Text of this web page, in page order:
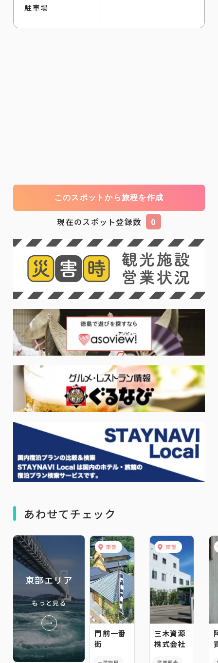
駐車場
このスポットから旅程を作成
現在のスポット登録数 0
あわせてチェック
東部エリア
もっと見る
東部
門前一番
街
東部
三木資源
株式会社